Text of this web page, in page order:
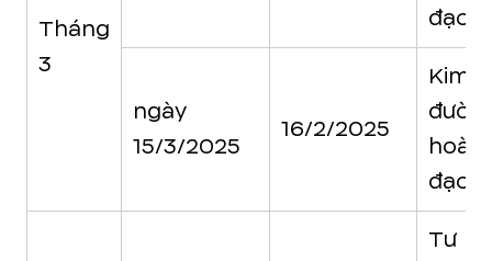
Tháng
3
đạo
ngày
15/3/2025
16/2/2025
Kim
đạo
Tư